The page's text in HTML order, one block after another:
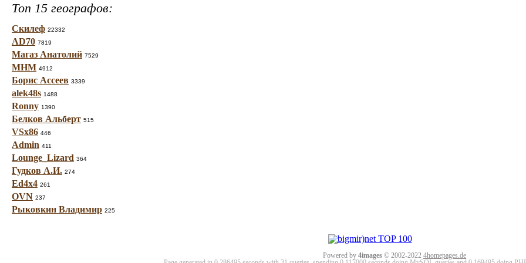
Топ 15 географов:
Скилеф 22332
AD70 7819
Магаз Анатолий 7529
МНМ 4912
Борис Ассеев 3339
alek48s 1488
Ronny 1390
Белков Альберт 515
VSx86 446
Admin 411
Lounge_Lizard 364
Гудков А.И. 274
Ed4x4 261
OVN 237
Рыковкин Владимир 225
Powered by 4images © 2002-2022 4homepages.de